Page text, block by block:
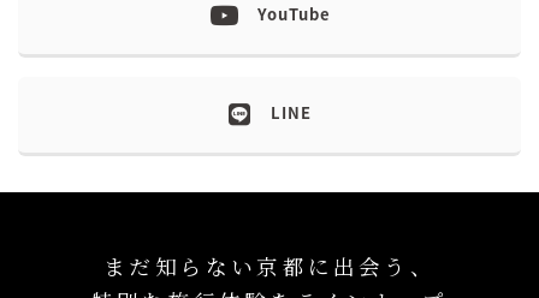
YouTube
LINE
まだ知らない京都に出会う、